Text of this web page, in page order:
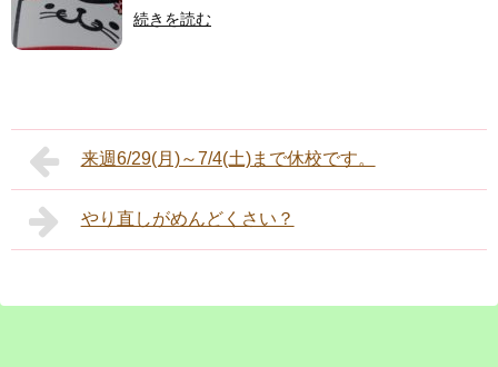
続きを読む
来週6/29(月)～7/4(土)まで休校です。
やり直しがめんどくさい？